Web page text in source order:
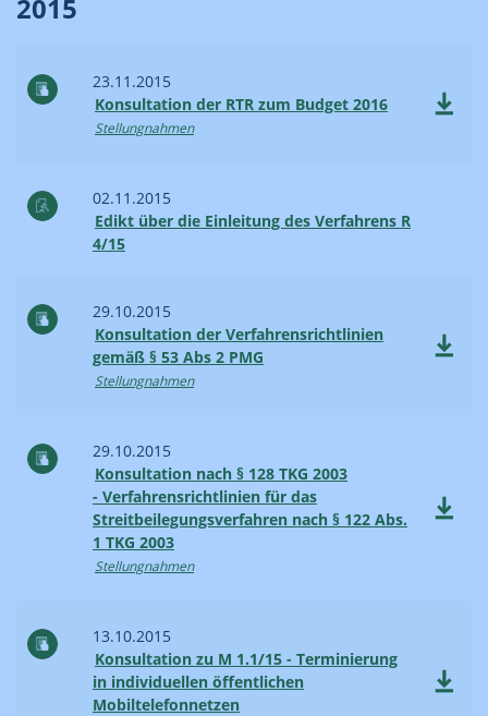
2015
23.11.2015
Konsultation der RTR zum Budget 2016
Stellungnahmen
02.11.2015
Edikt über die Einleitung des Verfahrens R
4/15
29.10.2015
Konsultation der Verfahrensrichtlinien
gemäß § 53 Abs 2 PMG
Stellungnahmen
29.10.2015
Konsultation nach § 128 TKG 2003
- Verfahrensrichtlinien für das
Streitbeilegungsverfahren nach § 122 Abs.
1 TKG 2003
Stellungnahmen
13.10.2015
Konsultation zu M 1.1/15 - Terminierung
in individuellen öffentlichen
Mobiltelefonnetzen